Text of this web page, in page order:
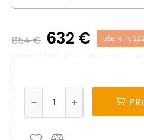
854 € 632 € UŠETRITE